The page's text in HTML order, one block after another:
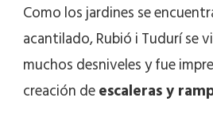
Como los jardines se
acantilado, Rubió i Tudurí se
muchos desniveles y fue
creación deescaleras y